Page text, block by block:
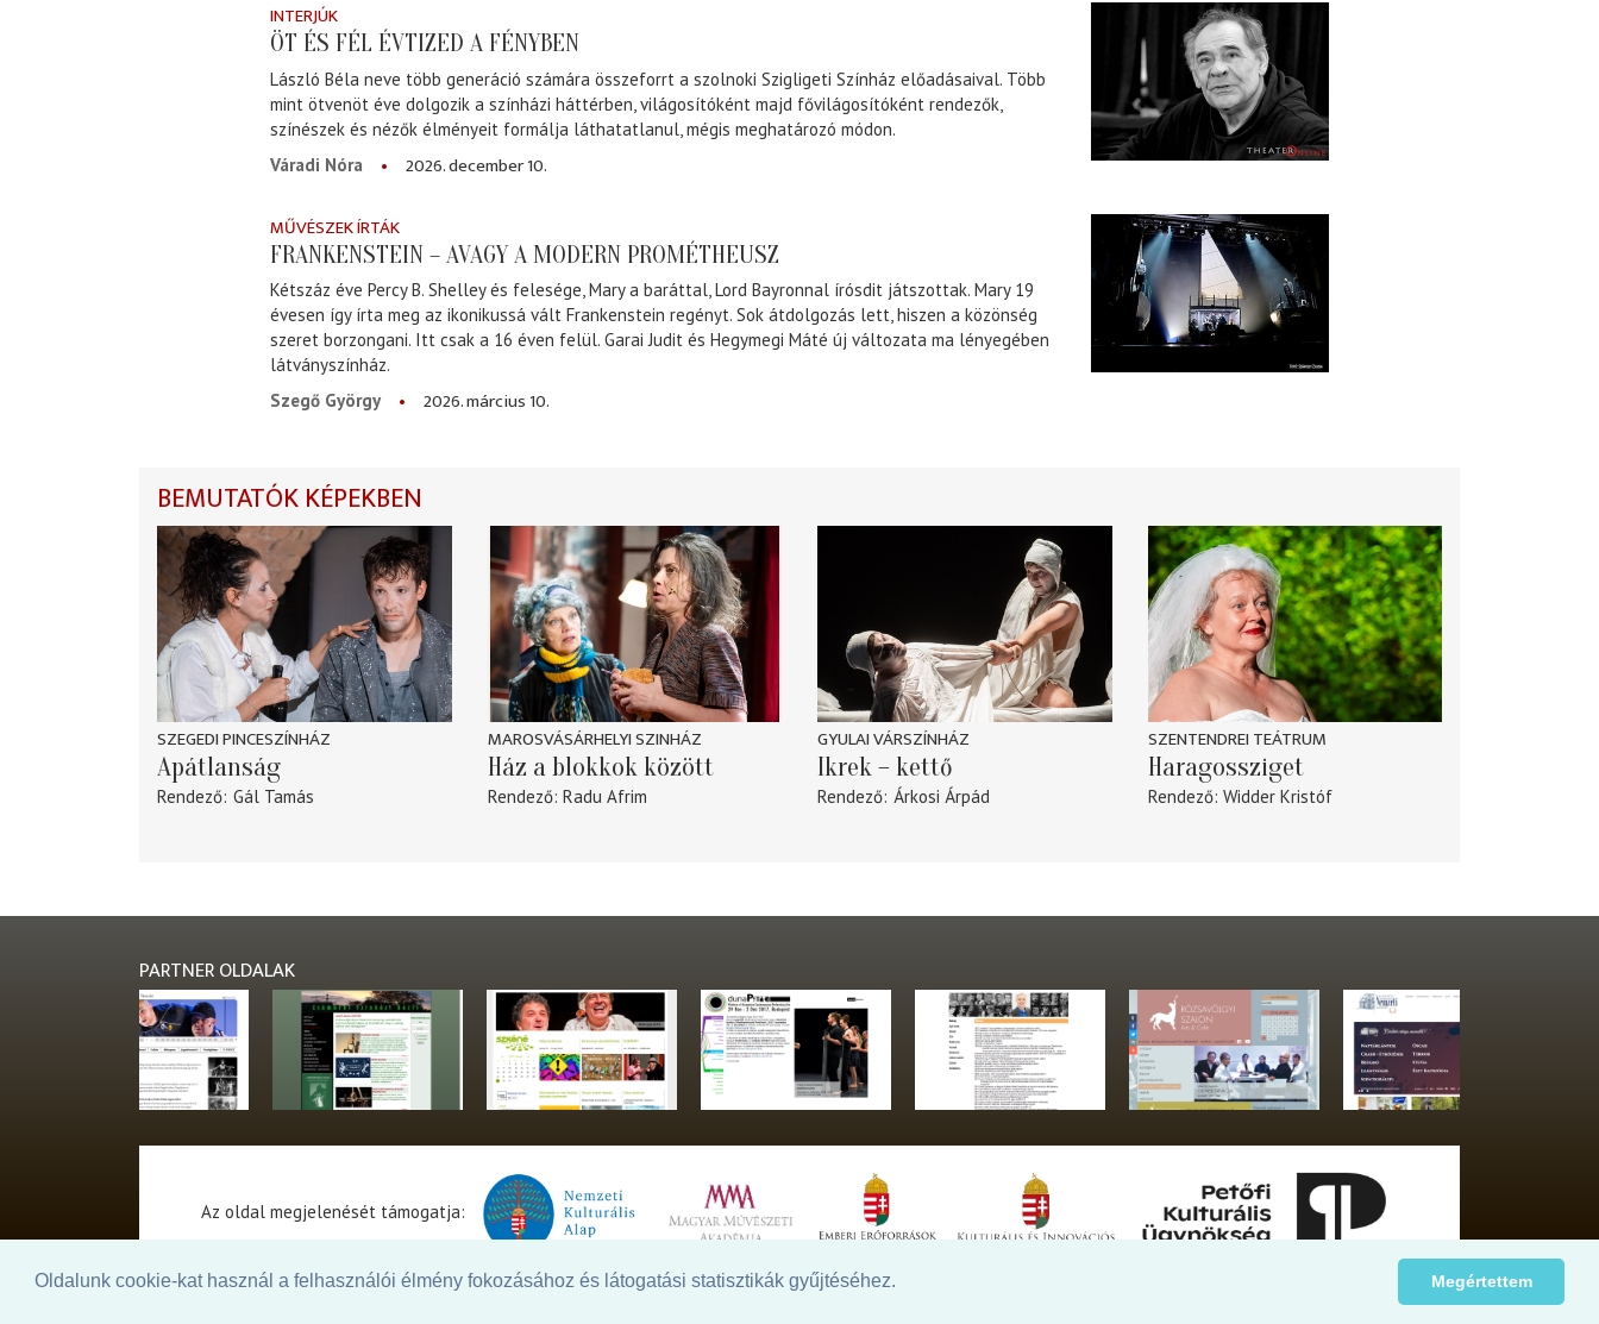
Oldalunk cookie-kat használ a felhasználói élmény fokozásához és látogatási statisztikák gyűjtéséhez. Megértettem
INTERJÚK
ÖT ÉS FÉL ÉVTIZED A FÉNYBEN
László Béla neve több generáció számára összeforrt a szolnoki Szigligeti Színház előadásaival. Több
mint ötvenöt éve dolgozik a színházi háttérben, világosítóként majd fővilágosítóként rendezők,
színészek és nézők élményeit formálja láthatatlanul, mégis meghatározó módon.
Váradi Nóra
2026. december 10.
MŰVÉSZEK ÍRTÁK
FRANKENSTEIN – AVAGY A MODERN PROMÉTHEUSZ
Kétszáz éve Percy B. Shelley és felesége, Mary a baráttal, Lord Bayronnal írósdit játszottak. Mary 19
évesen így írta meg az ikonikussá vált Frankenstein regényt. Sok átdolgozás lett, hiszen a közönség
szeret borzongani. Itt csak a 16 éven felül. Garai Judit és Hegymegi Máté új változata ma lényegében
látványszínház.
Szegő György
2026. március 10.
BEMUTATÓK KÉPEKBEN
SZEGEDI PINCESZÍNHÁZ
Apátlanság
Rendező Gál Tamás
MAROSVÁSÁRHELYI SZINHÁZ
Ház a blokkok között
Rendező Radu Afrim
GYULAI VÁRSZÍNHÁZ
Ikrek – kettő
Rendező Árkosi Árpád
SZENTENDREI TEÁTRUM
Haragossziget
Rendező Widder Kristóf
PARTNER OLDALAK
Az oldal megjelenését támogatja: